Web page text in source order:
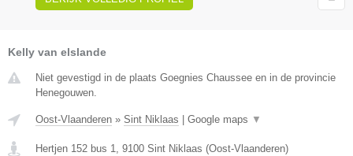
Kelly van elslande
Niet gevestigd in de plaats Goegnies Chaussee en in de provincie
Henegouwen.
Oost-Vlaanderen » Sint Niklaas Google maps ▼
Hertjen 152 bus 1, 9100 Sint Niklaas (Oost-Vlaanderen)